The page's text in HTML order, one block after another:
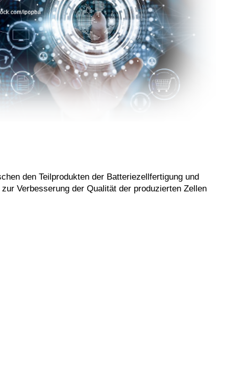
den Teilprodukten der Batteriezellfertigung und
Verbesserung der Qualität der produzierten Zellen